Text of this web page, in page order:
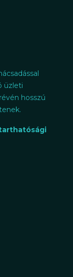
​üzleti
hosszú